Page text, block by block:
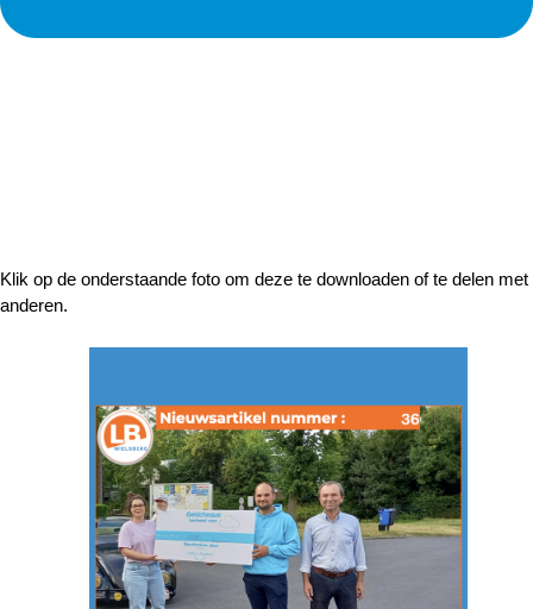
Klik op de onderstaande foto om deze te downloaden of te delen met
anderen.